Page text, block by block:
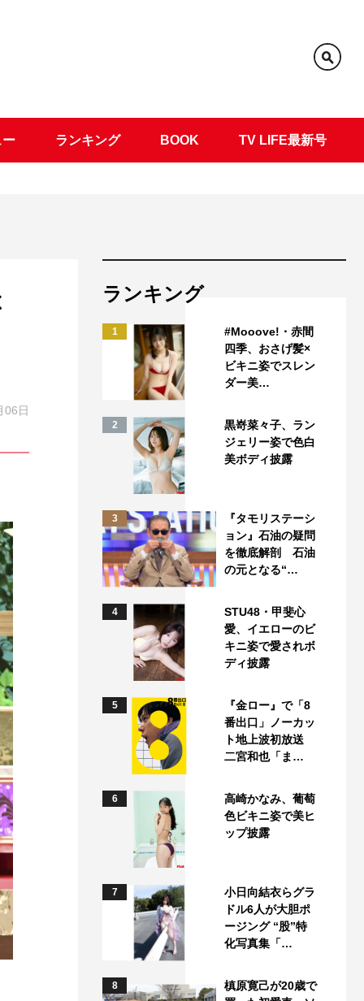
ー ランキング BOOK TV LIFE最新号
06日
ランキング
1
#Mooove!・赤間
四季、おさげ髪×
ビキニ姿でスレン
ダー美…
2
黒嵜菜々子、ラン
ジェリー姿で色白
美ボディ披露
3
『タモリステーシ
ョン』石油の疑問
を徹底解剖 石油
の元となる“…
4
STU48・甲斐心
愛、イエローのビ
キニ姿で愛されボ
ディ披露
5
『金ロー』で「8
番出口」ノーカッ
ト地上波初放送
二宮和也「ま…
6
高崎かなみ、葡萄
色ビキニ姿で美ヒ
ップ披露
7
小日向結衣らグラ
ドル6人が大胆ポ
ージング “股”特
化写真集「…
8
槙原寛己が20歳で